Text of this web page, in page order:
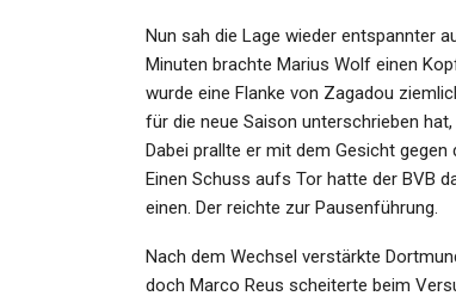
Nun sah die Lage wieder entspannter
Minuten brachte Marius Wolf einen
wurde eine Flanke von Zagadou
für die neue Saison unterschrieben
Dabei prallte er mit dem Gesicht
Einen Schuss aufs Tor hatte der BVB
einen. Der reichte zur Pausenführung.
Nach dem Wechsel verstärkte
doch Marco Reus scheiterte beim